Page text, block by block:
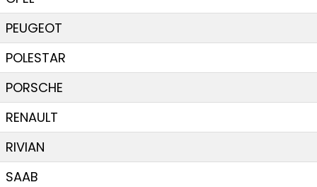
PEUGEOT
POLESTAR
PORSCHE
RENAULT
RIVIAN
SAAB